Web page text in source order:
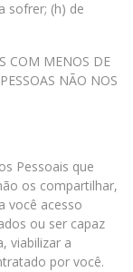
sofrer; (h) de
COM MENOS DE
NÃO NOS
Pessoais que
os compartilhar,
você acesso
ou ser capaz
viabilizar a
por você.